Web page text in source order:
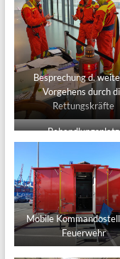
Besprechung d.
Vorgehens durch
Rettungskräfte
Behandlungsplatz
Mobile
Feuerwehr